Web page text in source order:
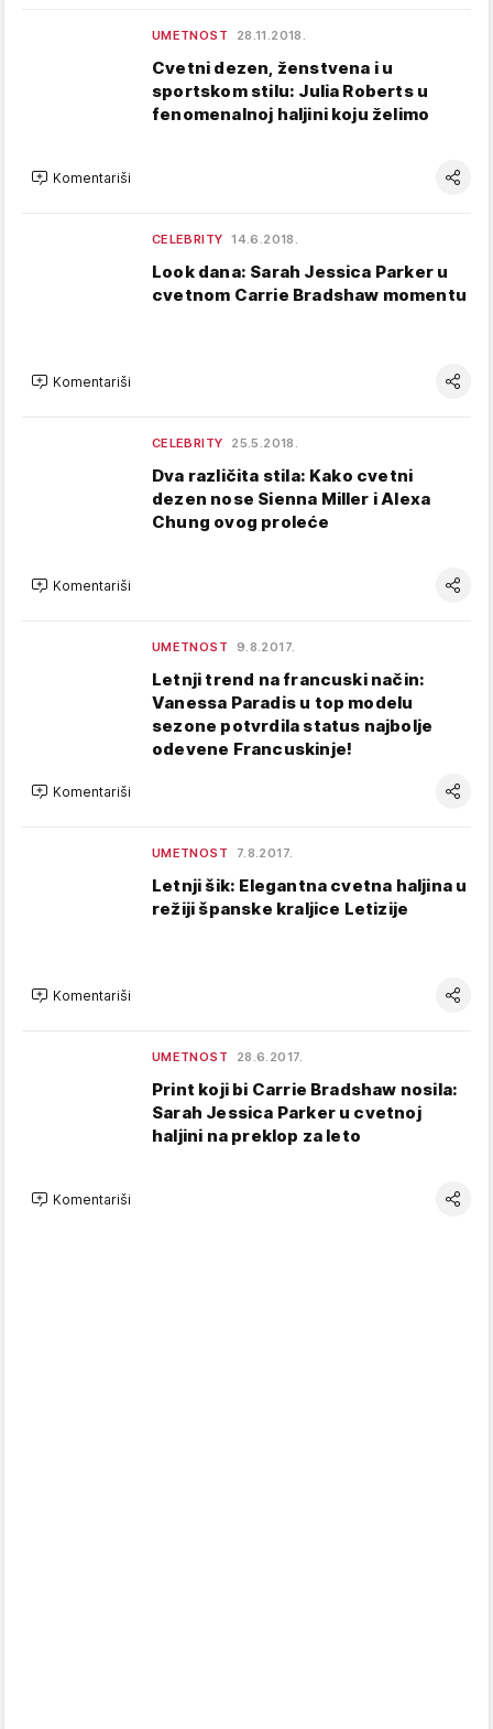
UMETNOST 28.11.2018.
Cvetni dezen, ženstvena i u
sportskom stilu: Julia Roberts u
fenomenalnoj haljini koju želimo
Komentariši
CELEBRITY 14.6.2018.
Look dana: Sarah Jessica Parker u
cvetnom Carrie Bradshaw momentu
Komentariši
CELEBRITY 25.5.2018.
Dva različita stila: Kako cvetni
dezen nose Sienna Miller i Alexa
Chung ovog proleće
Komentariši
UMETNOST 9.8.2017.
Letnji trend na francuski način:
Vanessa Paradis u top modelu
sezone potvrdila status najbolje
odevene Francuskinje!
Komentariši
UMETNOST 7.8.2017.
Letnji šik: Elegantna cvetna haljina u
režiji španske kraljice Letizije
Komentariši
UMETNOST 28.6.2017.
Print koji bi Carrie Bradshaw nosila:
Sarah Jessica Parker u cvetnoj
haljini na preklop za leto
Komentariši